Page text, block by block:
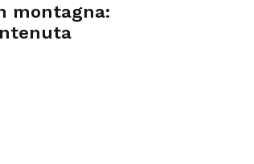
montagna: